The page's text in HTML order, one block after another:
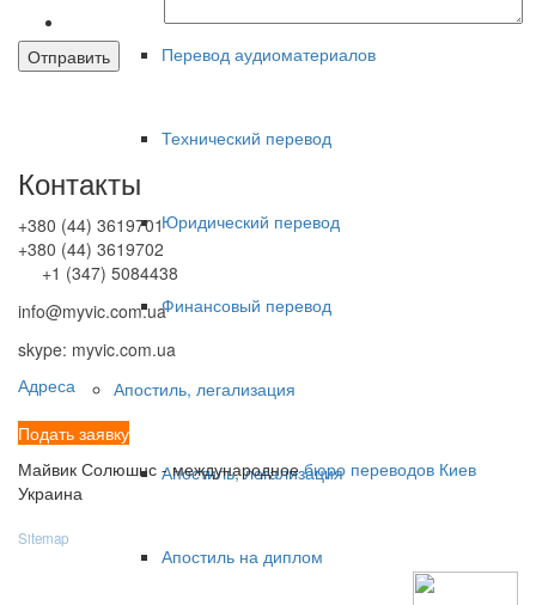
Перевод аудиоматериалов
Технический перевод
Юридический перевод
Финансовый перевод
Апостиль, легализация
Апостиль, легализация
Апостиль на диплом
Контакты
+380 (44) 3619701
+380 (44) 3619702
+1 (347) 5084438
info@myvic.com.ua
skype: myvic.com.ua
Адреса
Подать заявку
Майвик Солюшнс - международноебюро переводов Киев
Украина
Sitemap